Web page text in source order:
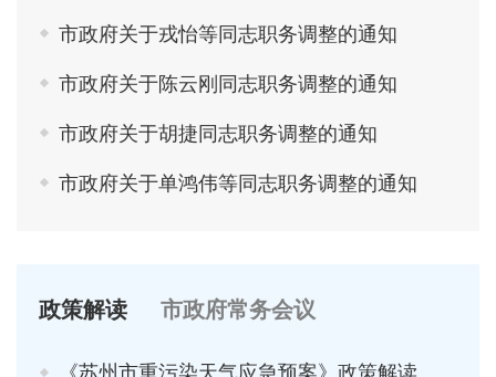
市政府关于戎怡等同志职务调整的通知
市政府关于陈云刚同志职务调整的通知
市政府关于胡捷同志职务调整的通知
市政府关于单鸿伟等同志职务调整的通知
政策解读 市政府常务会议
《苏州市重污染天气应急预案》政策解读